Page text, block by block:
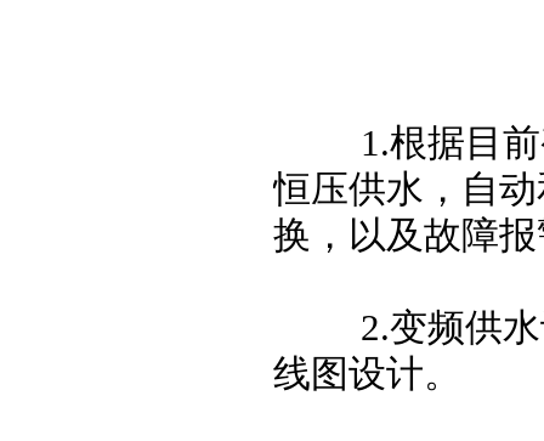
1.根据目前
恒压供水，自
换，以及故障
2.变频供水
线图设计。